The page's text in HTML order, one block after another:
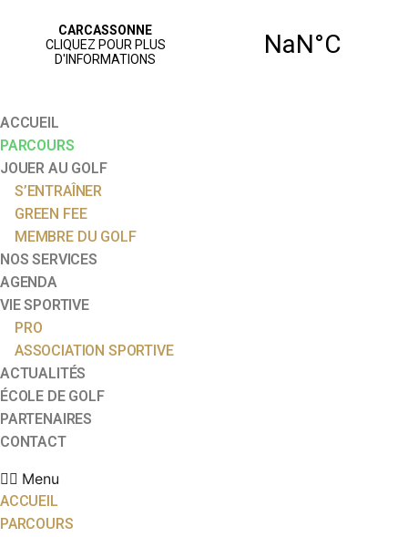
ACCUEIL
PARCOURS
JOUER AU GOLF
S’ENTRAÎNER
GREEN FEE
MEMBRE DU GOLF
NOS SERVICES
AGENDA
VIE SPORTIVE
PRO
ASSOCIATION SPORTIVE
ACTUALITÉS
ÉCOLE DE GOLF
PARTENAIRES
CONTACT
Menu
ACCUEIL
PARCOURS